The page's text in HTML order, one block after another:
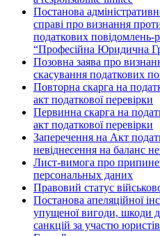
Постанова
справі про визнання
податкових
“Професійна Юридична
Позовна заява про
скасування податкових
Повторна скарга на
акт податкової перевірки
Первинна скарга на
акт податкової перевірки
Заперечення на Акт
невіднесення на баланс
Лист-вимога про
персональных даних
Правовий статус
Постанова апеляційної
упущеної вигоди, шкоди
санкцій за участю